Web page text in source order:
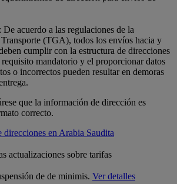
acuerdo a las regulaciones de la
(TGA), todos los envíos hacia y
cumplir con la estructura de direcciones
requisito mandatorio y el proporcionar datos
o incorrectos pueden resultar en demoras
que la información de dirección es
correcto.
direcciones en Arabia Saudita
actualizaciones sobre tarifas
de de minimis. Ver detalles